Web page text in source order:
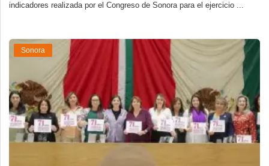
indicadores realizada por el Congreso de Sonora para el ejercicio ...
Sonora